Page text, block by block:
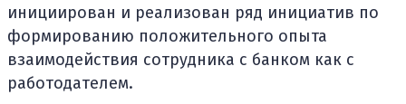
инициирован и реализован ряд инициатив по
формированию положительного опыта
взаимодействия сотрудника с банком как с
работодателем.